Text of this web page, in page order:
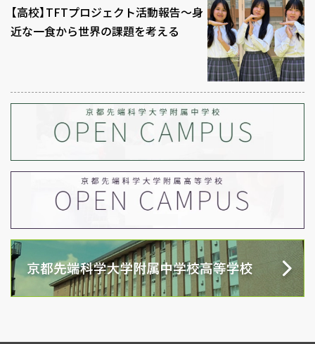
【高校】TFTプロジェクト活動報告～身
近な一食から世界の課題を考える